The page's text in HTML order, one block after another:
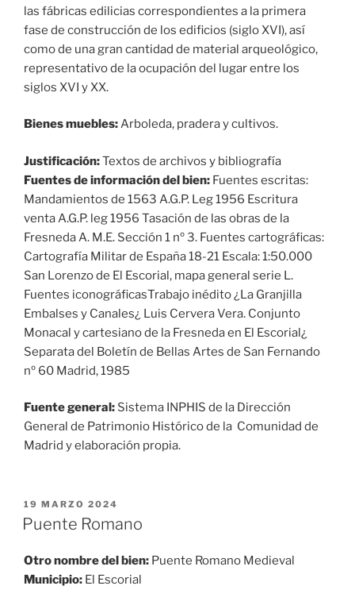
las fábricas edilicias correspondientes a la primera
fase de construcción de los edificios (siglo XVI), así
como de una gran cantidad de material arqueológico,
representativo de la ocupación del lugar entre los
siglos XVI y XX.
Bienes muebles:Arboleda, pradera y cultivos.
Justificación:Textos de archivos y bibliografía
Fuentes de información del bien: Fuentes escritas:
Mandamientos de 1563 A.G.P. Leg 1956 Escritura
venta A.G.P. leg 1956 Tasación de las obras de la
Fresneda A. M.E. Sección 1 nº 3. Fuentes cartográficas:
Cartografía Militar de España 18-21 Escala: 1:50.000
San Lorenzo de El Escorial, mapa general serie L.
Fuentes iconográficasTrabajo inédito ¿La Granjilla
Embalses y Canales¿ Luis Cervera Vera. Conjunto
Monacal y cartesiano de la Fresneda en El Escorial¿
Separata del Boletín de Bellas Artes de San Fernando
nº 60 Madrid, 1985
Fuente general: Sistema INPHIS de la Dirección
General de Patrimonio Histórico de la Comunidad de
Madrid y elaboración propia.
PUBLICADO
EL
19 MARZO 2024
Puente Romano
Otro nombre del bien: Puente Romano Medieval
Municipio: El Escorial